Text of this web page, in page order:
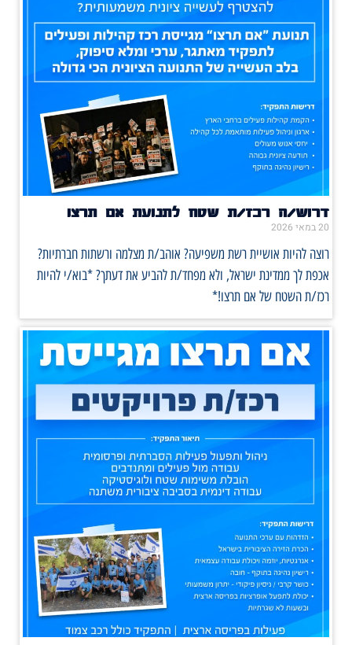
דרוש/ה רכז/ת שטח לתנועת אם תרצו
20 במאי 2026
רוצה להיות אושיית רשת משפיעה? אוהב/ת מצלמה ורשתות חברתיות?
אכפת לך ממדינת ישראל, ולא מפחד/ת להביע את דעתך? *בוא/י להיות
רכז/ת השטח של אם תרצו!*